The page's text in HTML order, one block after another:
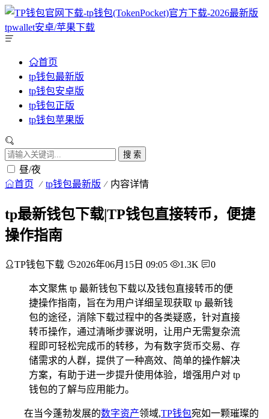
首页
tp钱包最新版
tp钱包安卓版
tp钱包正版
tp钱包苹果版
搜 索
昼/夜
首页 tp钱包最新版 内容详情
tp最新钱包下载|TP钱包直接转币，便捷
操作指南
TP钱包下载 2026年06月15日 09:05 1.3K 0
本文聚焦 tp 最新钱包下载以及钱包直接转币的便
捷操作指南，旨在为用户详细呈现获取 tp 最新钱
包的途径，消除下载过程中的各类疑惑，针对直接
转币操作，通过清晰步骤说明，让用户无需复杂流
程即可轻松完成币的转移，为有数字货币交易、存
储需求的人群，提供了一种高效、简单的操作解决
方案，有助于进一步提升使用体验，增强用户对 tp
钱包的了解与应用能力。
在当今蓬勃发展的数字资产领域,TP钱包宛如一颗璀璨的